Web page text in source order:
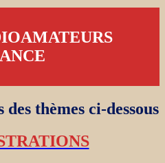
thèmes ci-dessous